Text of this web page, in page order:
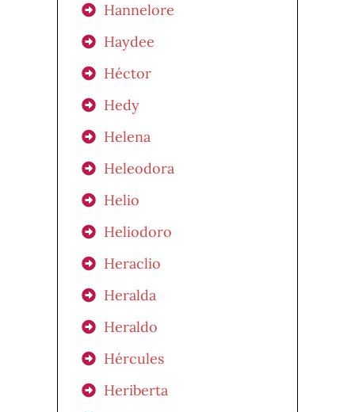
Hannelore
Haydee
Héctor
Hedy
Helena
Heleodora
Helio
Heliodoro
Heraclio
Heralda
Heraldo
Hércules
Heriberta